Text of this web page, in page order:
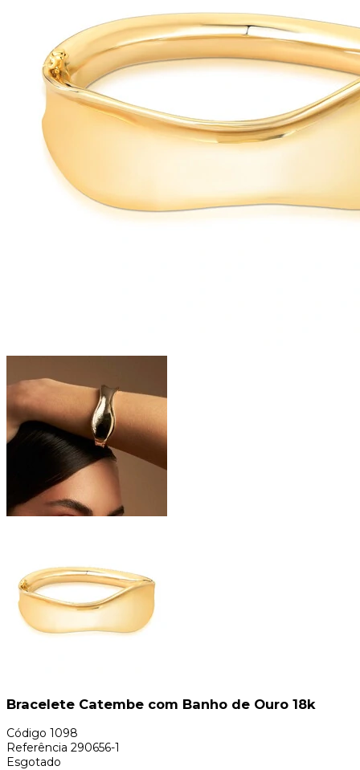
Bracelete Catembe com Banho de Ouro 18k
Código 1098
Referência 290656-1
Esgotado